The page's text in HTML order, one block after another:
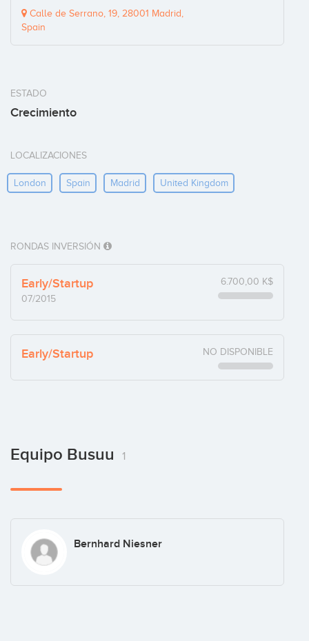
Calle de Serrano, 19, 28001 Madrid,
Spain
ESTADO
Crecimiento
LOCALIZACIONES
London Spain Madrid United Kingdom
RONDAS INVERSIÓN
Early/Startup
07/2015
6.700,00 K$
Early/Startup NO DISPONIBLE
Equipo Busuu 1
Bernhard Niesner